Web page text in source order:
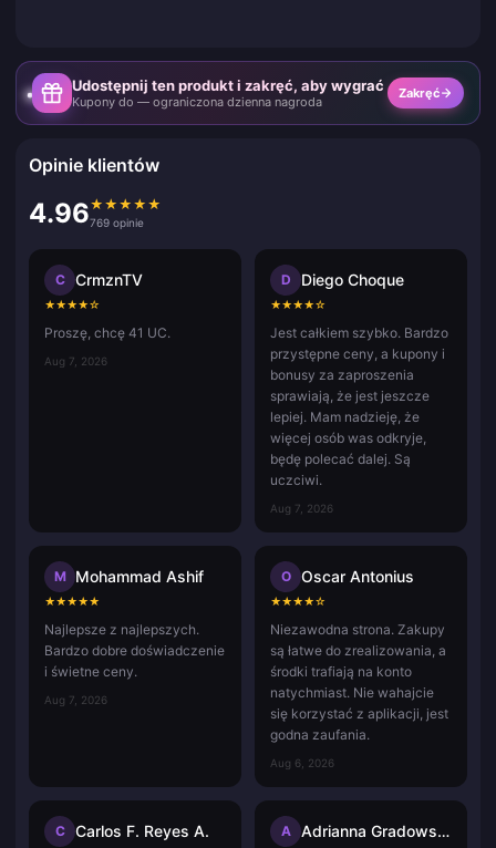
Udostępnij ten produkt i zakręć, aby wygrać
Kupony do — ograniczona dzienna nagroda
Zakręć
Opinie klientów
4.96★ ★ ★ ★ ★
769 opinie
C CrmznTV
★★★★☆
Proszę, chcę 41 UC.
Aug 7, 2026
D Diego Choque
★★★★☆
Jest całkiem szybko. Bardzo
przystępne ceny, a kupony i
bonusy za zaproszenia
sprawiają, że jest jeszcze
lepiej. Mam nadzieję, że
więcej osób was odkryje,
będę polecać dalej. Są
uczciwi.
Aug 7, 2026
M Mohammad Ashif
★★★★★
Najlepsze z najlepszych.
Bardzo dobre doświadczenie
i świetne ceny.
Aug 7, 2026
O Oscar Antonius
★★★★☆
Niezawodna strona. Zakupy
są łatwe do zrealizowania, a
środki trafiają na konto
natychmiast. Nie wahajcie
się korzystać z aplikacji, jest
godna zaufania.
Aug 6, 2026
C Carlos F. Reyes A. A Adrianna Gradowska